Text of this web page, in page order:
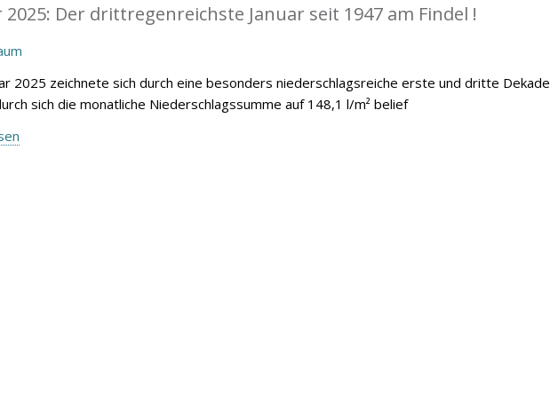
2025: Der drittregenreichste Januar seit 1947 am Findel !
2025 zeichnete sich durch eine besonders niederschlagsreiche erste und dritte Dekade
sich die monatliche Niederschlagssumme auf 148,1 l/m² belief